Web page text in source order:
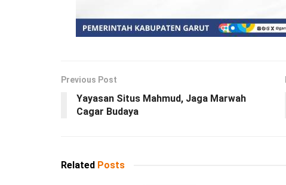
Previous Post
Yayasan Situs Mahmud, Jaga Marwah
Cagar Budaya
Related Posts